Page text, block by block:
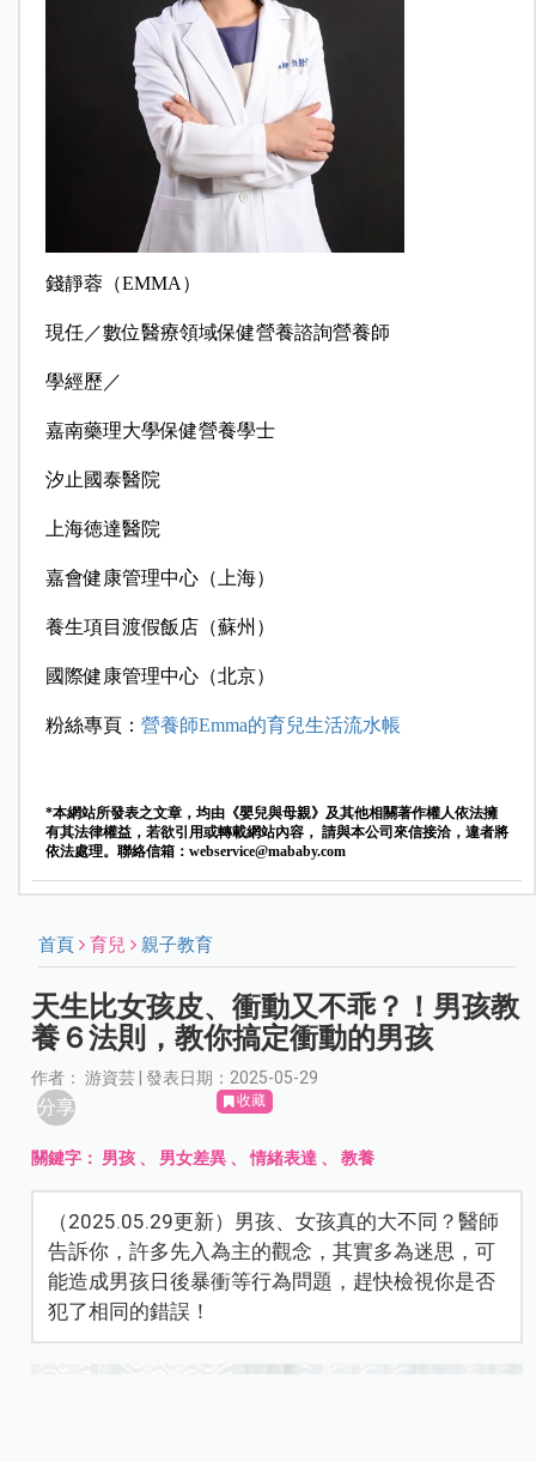
錢靜蓉（EMMA ）
現任／數位醫療領域保健營養諮詢營養師
學經歷／
嘉南藥理大學保健營養學士
汐止國泰醫院
上海徳達醫院
嘉會健康管理中心（上海）
養生項目渡假飯店（蘇州）
國際健康管理中心（北京）
粉絲專頁： 營養師Emma的育兒生活流水帳
*本網站所發表之文章，均由《嬰兒與母親》及其他相關著作權人依法擁
有其法律權益，若欲引用或轉載網站內容， 請與本公司來信接洽，違者將
依法處理。聯絡信箱： webservice@mababy.com
首頁 育兒 親子教育
天生比女孩皮、衝動又不乖？！男孩教
養６法則，教你搞定衝動的男孩
作者： 游資芸 | 發表日期：2025-05-29
分享 收藏
關鍵字： 男孩 、 男女差異 、情緒表達 、教養
（2025.05.29更新）男孩、女孩真的大不同？醫師
告訴你，許多先入為主的觀念，其實多為迷思，可
能造成男孩日後暴衝等行為問題，趕快檢視你是否
犯了相同的錯誤！